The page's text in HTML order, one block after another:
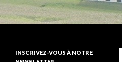
Le site de salles de barbezieux
INSCRIVEZ-VOUS À NOTRE